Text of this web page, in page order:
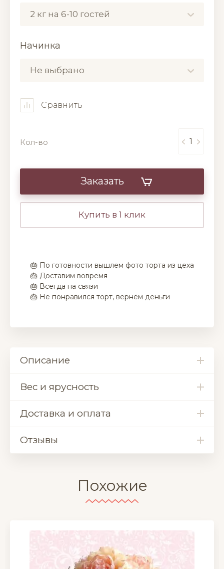
2 кг на 6-10 гостей
Начинка
Не выбрано
Сравнить
Кол-во
Заказать
Купить в 1 клик
🎂 По готовности вышлем фото торта из цеха
🎂 Доставим вовремя
🎂 Всегда на связи
🎂 Не понравился торт, вернём деньги
Описание
Вес и ярусность
Доставка и оплата
Отзывы
Похожие